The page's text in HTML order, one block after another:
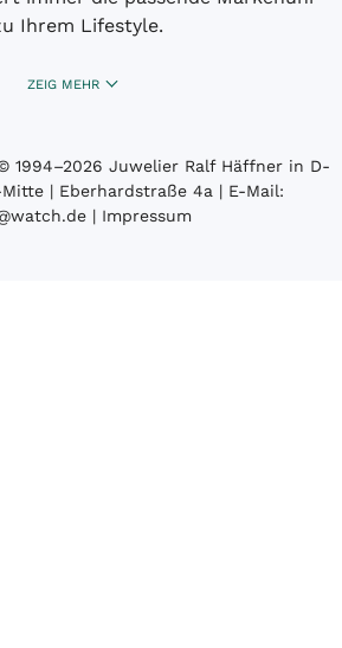
Ihrem Lifestyle.
ZEIG MEHR
1994­–2026 Juwelier Ralf Häffner in D-
| Eberhardstraße 4a | E-Mail:
|Impressum